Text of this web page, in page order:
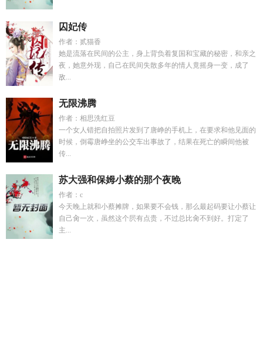
囚妃传
作者：贰猫香
她是流落在民间的公主，身上背负着复国和宝藏的秘密，和亲之
夜，她意外现，自己在民间失散多年的情人竟摇身一变，成了
敌...
无限沸腾
作者：相思洗红豆
一个女人错把自拍照片发到了唐峥的手机上，在要求和他见面的
时候，倒霉唐峥坐的公交车出事故了，结果在死亡的瞬间他被
传...
苏大强和保姆小蔡的那个夜晚
作者：c
今天晚上就和小蔡摊牌，如果要不会钱，那么最起码要让小蔡让
自己肏一次，虽然这个屄有点贵，不过总比肏不到好。打定了
主...